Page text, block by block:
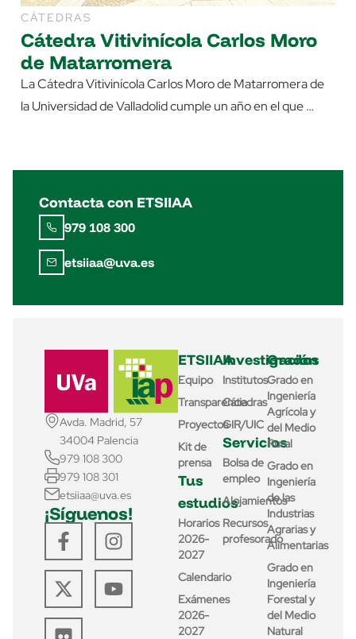
CÁTEDRAS
Cátedra Vitivinícola Carlos Moro
de Matarromera
La Cátedra Vitivinícola Carlos Moro de Matarromera de
la Universidad de Valladolid cumple un año en el que …
Contacta con ETSIIAA
979 108 300
etsiiaa@uva.es
Avda. Madrid, 57
34004 Palencia
979 108 300
979 108 301
etsiiaa@uva.es
¡Síguenos!
ETSIIAA
Equipo
Transparencia
Proyectos
Kit de
prensa
Tus
estudios
Horarios
2026-
2027
Calendario
Exámenes
2026-
2027
Investigación
Institutos
Cátedras
GIR/UIC
Servicios
Bolsa de
empleo
Alojamientos
Recursos
profesorado
Grados
Grado en
Ingeniería
Agrícola y
del Medio
Rural
Grado en
Ingeniería
de las
Industrias
Agrarias y
Alimentarias
Grado en
Ingeniería
Forestal y
del Medio
Natural